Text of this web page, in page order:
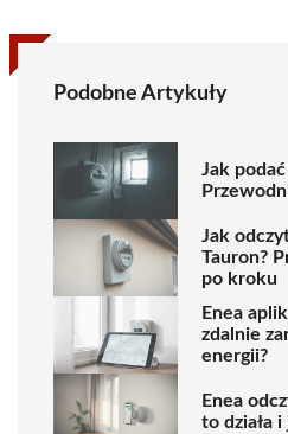
Podobne Artykuły
Jak
Jak
Tauron?
po kroku
Enea
zdalnie
energii?
Enea
to działa